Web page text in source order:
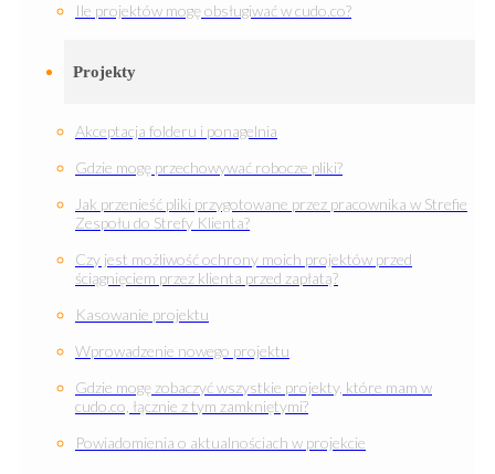
Ile projektów mogę obsługiwać w cudo.co?
Projekty
Akceptacja folderu i ponagelnia
Gdzie mogę przechowywać robocze pliki?
Jak przenieść pliki przygotowane przez pracownika w Strefie
Zespołu do Strefy Klienta?
Czy jest możliwość ochrony moich projektów przed
ściągnięciem przez klienta przed zapłatą?
Kasowanie projektu
Wprowadzenie nowego projektu
Gdzie mogę zobaczyć wszystkie projekty, które mam w
cudo.co, łącznie z tym zamkniętymi?
Powiadomienia o aktualnościach w projekcie